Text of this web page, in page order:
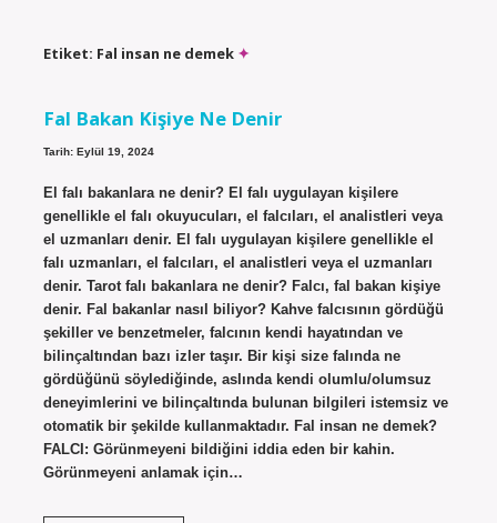
Etiket: Fal insan ne demek
Fal Bakan Kişiye Ne Denir
Tarih: Eylül 19, 2024
El falı bakanlara ne denir? El falı uygulayan kişilere
genellikle el falı okuyucuları, el falcıları, el analistleri veya
el uzmanları denir. El falı uygulayan kişilere genellikle el
falı uzmanları, el falcıları, el analistleri veya el uzmanları
denir. Tarot falı bakanlara ne denir? Falcı, fal bakan kişiye
denir. Fal bakanlar nasıl biliyor? Kahve falcısının gördüğü
şekiller ve benzetmeler, falcının kendi hayatından ve
bilinçaltından bazı izler taşır. Bir kişi size falında ne
gördüğünü söylediğinde, aslında kendi olumlu/olumsuz
deneyimlerini ve bilinçaltında bulunan bilgileri istemsiz ve
otomatik bir şekilde kullanmaktadır. Fal insan ne demek?
FALCI: Görünmeyeni bildiğini iddia eden bir kahin.
Görünmeyeni anlamak için…